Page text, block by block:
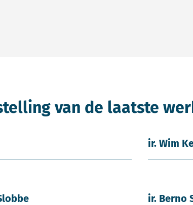
van de laatste
ir. Wim
ir. Berno